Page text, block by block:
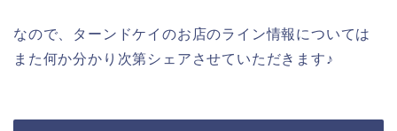
なので、ターンドケイのお店のライン情報については
また何か分かり次第シェアさせていただきます♪